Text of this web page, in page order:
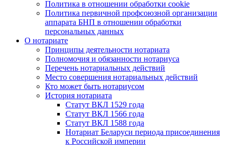
Политика в отношении обработки cookie
Политика первичной профсоюзной организации
аппарата БНП в отношении обработки
персональных данных
О нотариате
Принципы деятельности нотариата
Полномочия и обязанности нотариуса
Перечень нотариальных действий
Место совершения нотариальных действий
Кто может быть нотариусом
История нотариата
Статут ВКЛ 1529 года
Статут ВКЛ 1566 года
Статут ВКЛ 1588 года
Нотариат Беларуси периода присоединения
к Российской империи